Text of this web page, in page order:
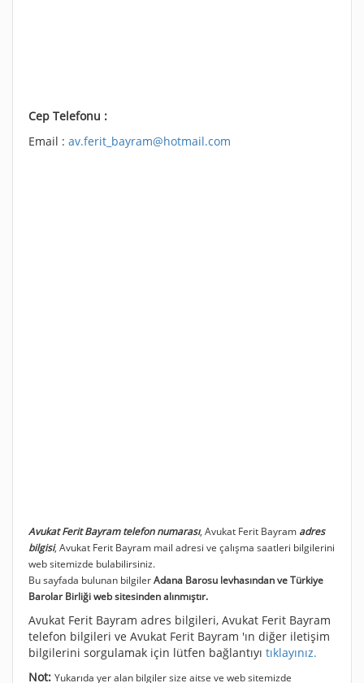
Cep Telefonu :
Email : av.ferit_bayram@hotmail.com
Avukat Ferit Bayram telefon numarası, Avukat Ferit Bayram adres
bilgisi, Avukat Ferit Bayram mail adresi ve çalışma saatleri bilgilerini
web sitemizde bulabilirsiniz.
Bu sayfada bulunan bilgilerAdana Barosu levhasından ve Türkiye
Barolar Birliği web sitesinden alınmıştır.
Avukat Ferit Bayram adres bilgileri, Avukat Ferit Bayram
telefon bilgileri ve Avukat Ferit Bayram 'ın diğer iletişim
bilgilerini sorgulamak için lütfen bağlantıyı tıklayınız.
Not: Yukarıda yer alan bilgiler size aitse ve web sitemizde